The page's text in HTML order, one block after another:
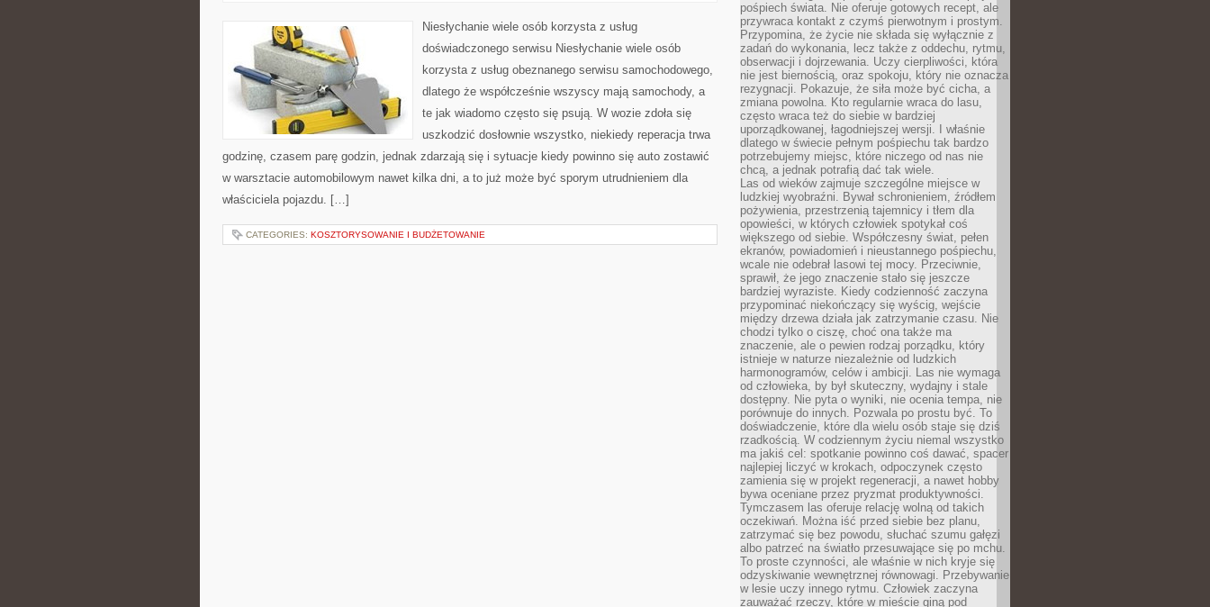
KORZYSTA
Z
PROFESJONALNEGO
Niesłychanie wiele osób korzysta z usług
doświadczonego serwisu Niesłychanie wiele osób
korzysta z usług obeznanego serwisu samochodowego,
dlatego że współcześnie wszyscy mają samochody, a
te jak wiadomo często się psują. W wozie zdoła się
uszkodzić dosłownie wszystko, niekiedy reperacja trwa
godzinę, czasem parę godzin, jednak zdarzają się i sytuacje kiedy powinno się auto zostawić
w warsztacie automobilowym nawet kilka dni, a to już może być sporym utrudnieniem dla
właściciela pojazdu. […]
CATEGORIES: KOSZTORYSOWANIE I BUDŻETOWANIE
pośpiech świata. Nie oferuje gotowych recept, ale
przywraca kontakt z czymś pierwotnym i prostym.
Przypomina, że życie nie składa się wyłącznie z
zadań do wykonania, lecz także z oddechu, rytmu,
obserwacji i dojrzewania. Uczy cierpliwości, która
nie jest biernością, oraz spokoju, który nie oznacza
rezygnacji. Pokazuje, że siła może być cicha, a
zmiana powolna. Kto regularnie wraca do lasu,
często wraca też do siebie w bardziej
uporządkowanej, łagodniejszej wersji. I właśnie
dlatego w świecie pełnym pośpiechu tak bardzo
potrzebujemy miejsc, które niczego od nas nie
chcą, a jednak potrafią dać tak wiele.
Las od wieków zajmuje szczególne miejsce w
ludzkiej wyobraźni. Bywał schronieniem, źródłem
pożywienia, przestrzenią tajemnicy i tłem dla
opowieści, w których człowiek spotykał coś
większego od siebie. Współczesny świat, pełen
ekranów, powiadomień i nieustannego pośpiechu,
wcale nie odebrał lasowi tej mocy. Przeciwnie,
sprawił, że jego znaczenie stało się jeszcze
bardziej wyraziste. Kiedy codzienność zaczyna
przypominać niekończący się wyścig, wejście
między drzewa działa jak zatrzymanie czasu. Nie
chodzi tylko o ciszę, choć ona także ma
znaczenie, ale o pewien rodzaj porządku, który
istnieje w naturze niezależnie od ludzkich
harmonogramów, celów i ambicji. Las nie wymaga
od człowieka, by był skuteczny, wydajny i stale
dostępny. Nie pyta o wyniki, nie ocenia tempa, nie
porównuje do innych. Pozwala po prostu być. To
doświadczenie, które dla wielu osób staje się dziś
rzadkością. W codziennym życiu niemal wszystko
ma jakiś cel: spotkanie powinno coś dawać, spacer
najlepiej liczyć w krokach, odpoczynek często
zamienia się w projekt regeneracji, a nawet hobby
bywa oceniane przez pryzmat produktywności.
Tymczasem las oferuje relację wolną od takich
oczekiwań. Można iść przed siebie bez planu,
zatrzymać się bez powodu, słuchać szumu gałęzi
albo patrzeć na światło przesuwające się po mchu.
To proste czynności, ale właśnie w nich kryje się
odzyskiwanie wewnętrznej równowagi. Przebywanie
w lesie uczy innego rytmu. Człowiek zaczyna
zauważać rzeczy, które w mieście giną pod